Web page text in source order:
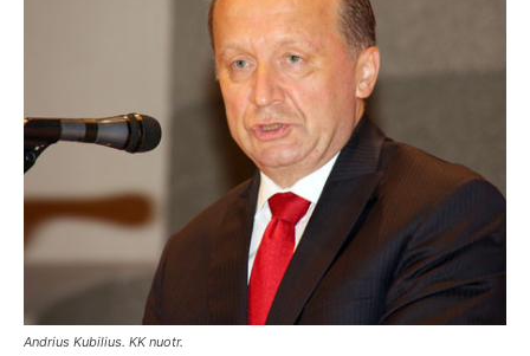
Andrius Kubilius. KK nuotr.